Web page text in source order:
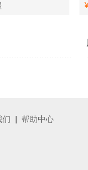
们 帮助中心